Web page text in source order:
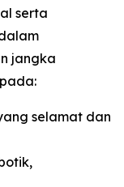
serta
jangka
selamat dan